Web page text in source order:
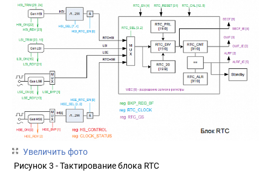
Увеличить фото
Рисунок 3 - Тактирование блока RTC